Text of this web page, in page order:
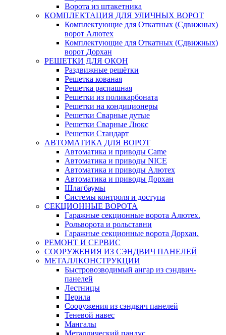
Ворота из штакетника
КОМПЛЕКТАЦИЯ ДЛЯ УЛИЧНЫХ ВОРОТ
Комплектующие для Откатных (Сдвижных)
ворот Алютех
Комплектующие для Откатных (Сдвижных)
ворот Дорхан
РЕШЕТКИ ДЛЯ ОКОН
Раздвижные решётки
Решетка кованая
Решетка распашная
Решетки из поликарбоната
Решетки на кондиционеры
Решетки Сварные дутые
Решетки Сварные Люкс
Решетки Стандарт
АВТОМАТИКА ДЛЯ ВОРОТ
Автоматика и приводы Came
Автоматика и приводы NICE
Автоматика и приводы Алютех
Автоматика и приводы Дорхан
Шлагбаумы
Системы контроля и доступа
СЕКЦИОННЫЕ ВОРОТА
Гаражные секционные ворота Алютех.
Рольворота и рольставни
Гаражные секционные ворота Дорхан.
РЕМОНТ И СЕРВИС
СООРУЖЕНИЯ ИЗ СЭНДВИЧ ПАНЕЛЕЙ
МЕТАЛЛКОНСТРУКЦИИ
Быстровозводимый ангар из сэндвич-
панелей
Лестницы
Перила
Сооружения из сэндвич панелей
Теневой навес
Мангалы
Металлический пандус